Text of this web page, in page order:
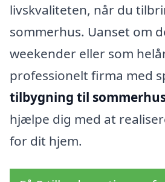
livskvaliteten, når du
sommerhus. Uanset om
weekender eller som
professionelt firma med
tilbygning til
hjælpe dig med at
for dit hjem.